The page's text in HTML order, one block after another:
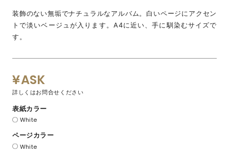
装飾のない無垢でナチュラルなアルバム。白いページにアクセン
トで淡いベージュが入ります。A4に近い、手に馴染むサイズで
す。
ASK
詳しくはお問合せください
表紙カラー
White
ページカラー
White